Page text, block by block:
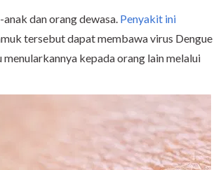
dan orang dewasa. Penyakit ini
tersebut dapat membawa virus Dengue
kepada orang lain melalui